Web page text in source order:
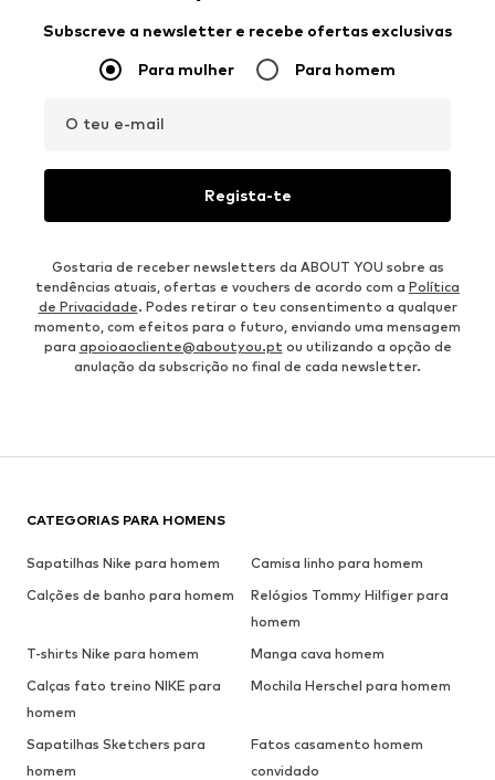
Subscreve a newsletter e recebe ofertas exclusivas
Para mulher Para homem
O teu e-mail
Regista-te
Gostaria de receber newsletters da ABOUT YOU sobre as
tendências atuais, ofertas e vouchers de acordo com a Política
de Privacidade. Podes retirar o teu consentimento a qualquer
momento, com efeitos para o futuro, enviando uma mensagem
para apoioaocliente@aboutyou.pt ou utilizando a opção de
anulação da subscrição no final de cada newsletter.
CATEGORIAS PARA HOMENS
Sapatilhas Nike para homem
Camisa linho para homem
Calções de banho para homem
Relógios Tommy Hilfiger para
homem
T-shirts Nike para homem
Manga cava homem
Calças fato treino NIKE para
homem
Mochila Herschel para homem
Sapatilhas Sketchers para
homem
Fatos casamento homem
convidado